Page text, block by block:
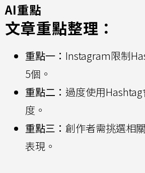
AI重點
文章重點整理：
重點一： Instagram限制
5個。
重點二： 過度使用
度。
重點三： 創作者需挑選相
表現。